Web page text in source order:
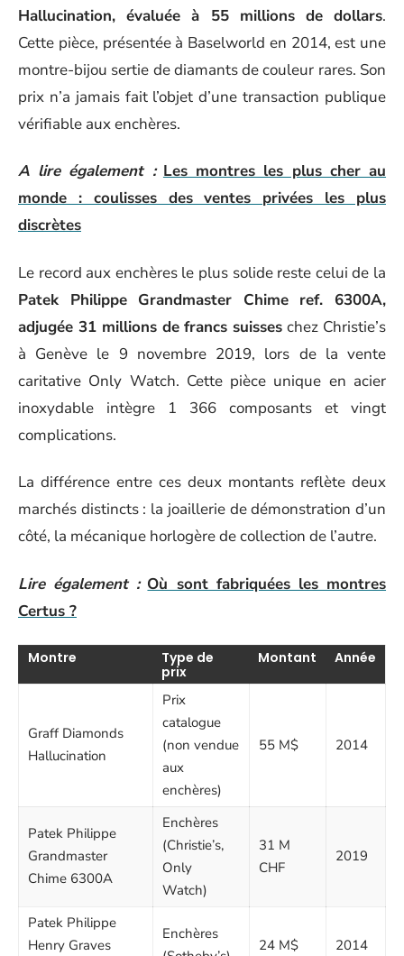
Hallucination, évaluée à 55 millions de dollars.
Cette pièce, présentée à Baselworld en 2014, est une
montre-bijou sertie de diamants de couleur rares. Son
prix n’a jamais fait l’objet d’une transaction publique
vérifiable aux enchères.
A lire également : Les montres les plus cher au
monde : coulisses des ventes privées les plus
discrètes
Le record aux enchères le plus solide reste celui de la
Patek Philippe Grandmaster Chime ref. 6300A,
adjugée 31 millions de francs suisses chez Christie’s
à Genève le 9 novembre 2019, lors de la vente
caritative Only Watch. Cette pièce unique en acier
inoxydable intègre 1 366 composants et vingt
complications.
La différence entre ces deux montants reflète deux
marchés distincts : la joaillerie de démonstration d’un
côté, la mécanique horlogère de collection de l’autre.
Lire également : Où sont fabriquées les montres
Certus ?
Montre
Type de
prix
Montant Année
Graff Diamonds
Hallucination
Prix
catalogue
(non vendue
aux
enchères)
55 M$ 2014
Patek Philippe
Grandmaster
Chime 6300A
Enchères
(Christie’s,
Only
Watch)
31 M
CHF
2019
Patek Philippe
Henry Graves
Enchères
24 M$ 2014